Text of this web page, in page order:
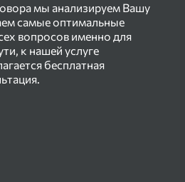
мы анализируем Вашу
самые оптимальные
вопросов именно для
к нашей услуге
бесплатная